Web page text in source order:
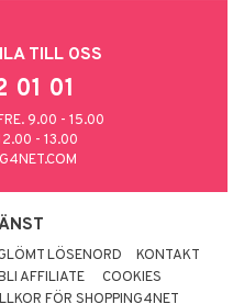
TILL OSS
01 01
9.00 - 15.00
- 13.00
LÖSENORD
KONTAKT
AFFILIATE
COOKIES
FÖR SHOPPING4NET